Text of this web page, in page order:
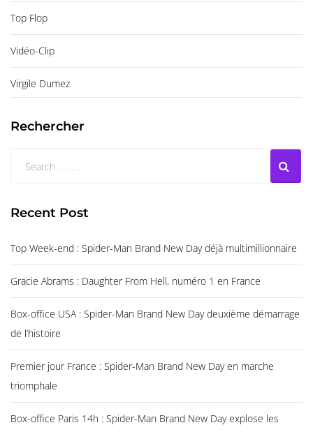
Top Flop
Vidéo-Clip
Virgile Dumez
Rechercher
Recent Post
Top Week-end : Spider-Man Brand New Day déjà multimillionnaire
Gracie Abrams : Daughter From Hell, numéro 1 en France
Box-office USA : Spider-Man Brand New Day deuxième démarrage
de l’histoire
Premier jour France : Spider-Man Brand New Day en marche
triomphale
Box-office Paris 14h : Spider-Man Brand New Day explose les